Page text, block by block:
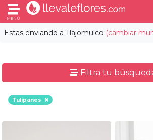
Estas enviando a Tlajomulco (cambiar
MENÚ
Filtra tu
Tulipanes